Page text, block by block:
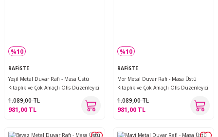
%10
RAFİSTE
Yeşil Metal Duvar Rafı - Masa Üstü
Kitaplık ve Çok Amaçlı Ofis Düzenleyici
1.089,00 TL
981,00 TL
%10
RAFİSTE
Mor Metal Duvar Rafı - Masa Üstü
Kitaplık ve Çok Amaçlı Ofis Düzenleyici
1.089,00 TL
981,00 TL